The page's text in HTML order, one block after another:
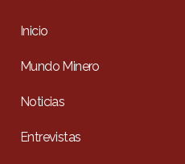
Inicio
Mundo Minero
Noticias
Entrevistas